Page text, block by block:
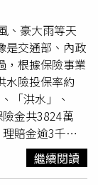
產更能體現
也有另一派觀
力，「房子證明
「重點是要『沒
以啊」、「房
「房子不是
能賣或賣不出
資客？ 專家直
收入都進房東
剩4萬！ 專家
、豪大雨等天
是交通部、內政
，根據保險事業
水險投保率約
「洪水」、
金共3824萬
賠金逾3千萬
下雨積水」27
車保險，主要
繼續閱讀